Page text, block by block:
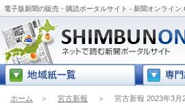
電子版新聞の販売・購読ポータルサイト - 新聞オンライン
ホーム ＞ 宮古新報 ＞ 宮古新報 2023年3月